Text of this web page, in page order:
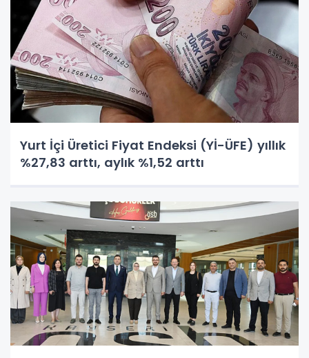
Yurt İçi Üretici Fiyat Endeksi (Yİ-ÜFE) yıllık
%27,83 arttı, aylık %1,52 arttı